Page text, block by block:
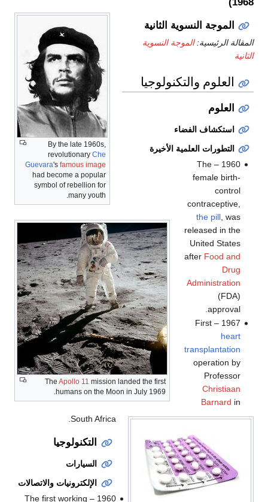
By the late 1960s,
revolutionary Che
Guevara's famous image
had become a popular
symbol of rebellion for
many youth.
الموجة النسوية الثانية
المقالة الرئيسية:الموجة النسوية
الثانية
العلوم والتكنولوجيا
العلوم
استكشاف الفضاء
The Apollo 11 mission landed the first
humans on the Moon in July 1969.
التطورات العلمية الأخيرة
1960 – The
female birth-
control
contraceptive,
the pill, was
released in the
United States
after Food and
Drug
Administration
(FDA)
approval.
1967 – First
heart
transplantation
operation by
Professor
Christiaan
Barnard in
South Africa.
التكنولوجيا
السيارات
الإلكترونيات والاتصالات
1960 – The first working